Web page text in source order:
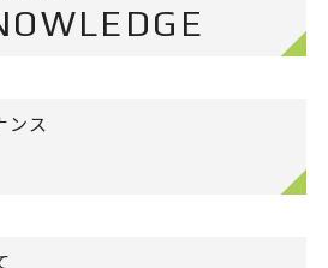
ンス